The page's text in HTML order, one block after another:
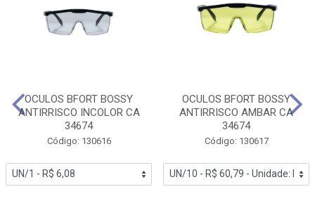
OCULOS BFORT BOSSY
ANTIRRISCO INCOLOR CA
34674
Código: 130616
OCULOS BFORT BOSSY
ANTIRRISCO AMBAR CA
34674
Código: 130617